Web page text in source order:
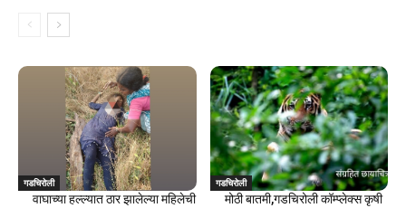
गडचिरोली
वाघाच्या हल्ल्यात ठार झालेल्या महिलेची
गडचिरोली
मोठी बातमी,गडचिरोली कॉम्प्लेक्स कृषी